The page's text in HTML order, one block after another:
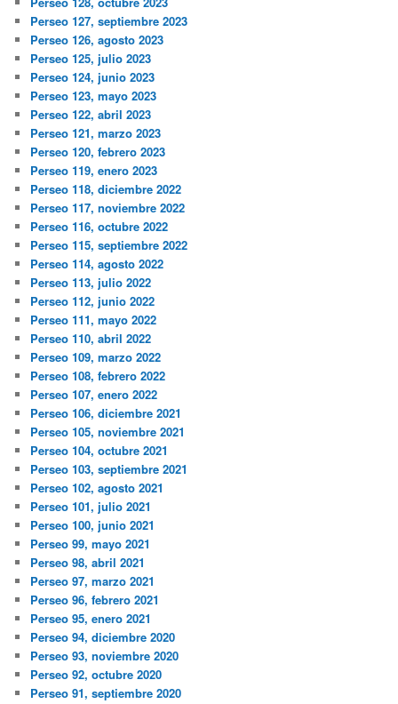
Perseo 127, septiembre 2023
Perseo 126, agosto 2023
Perseo 125, julio 2023
Perseo 124, junio 2023
Perseo 123, mayo 2023
Perseo 122, abril 2023
Perseo 121, marzo 2023
Perseo 120, febrero 2023
Perseo 119, enero 2023
Perseo 118, diciembre 2022
Perseo 117, noviembre 2022
Perseo 116, octubre 2022
Perseo 115, septiembre 2022
Perseo 114, agosto 2022
Perseo 113, julio 2022
Perseo 112, junio 2022
Perseo 111, mayo 2022
Perseo 110, abril 2022
Perseo 109, marzo 2022
Perseo 108, febrero 2022
Perseo 107, enero 2022
Perseo 106, diciembre 2021
Perseo 105, noviembre 2021
Perseo 104, octubre 2021
Perseo 103, septiembre 2021
Perseo 102, agosto 2021
Perseo 101, julio 2021
Perseo 100, junio 2021
Perseo 99, mayo 2021
Perseo 98, abril 2021
Perseo 97, marzo 2021
Perseo 96, febrero 2021
Perseo 95, enero 2021
Perseo 94, diciembre 2020
Perseo 93, noviembre 2020
Perseo 92, octubre 2020
Perseo 91, septiembre 2020